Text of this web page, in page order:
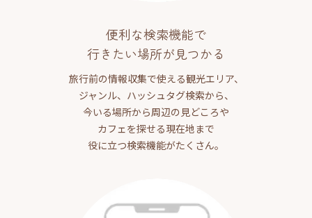
便利な検索機能で
行きたい場所が見つかる
旅行前の情報収集で使える観光エリア、
ジャンル、ハッシュタグ検索から、
今いる場所から周辺の見どころや
カフェを探せる現在地まで
役に立つ検索機能がたくさん。